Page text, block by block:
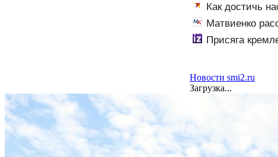
Как достичь
пронзительное
Матвиенко
студентов
Присяга
Новости smi2.ru
Загрузка...